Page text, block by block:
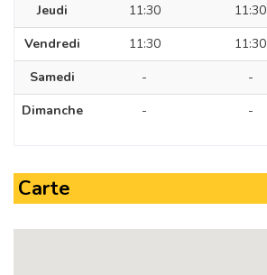
Jeudi
11:30 11:30
Vendredi
11:30 11:30
Samedi
- -
Dimanche
- -
Carte